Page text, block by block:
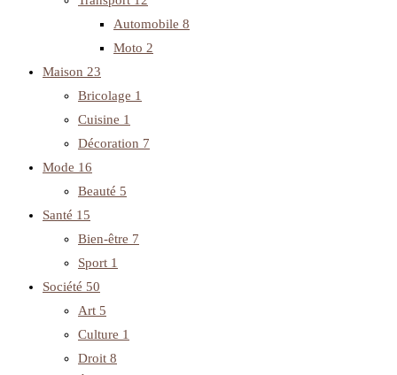
Automobile 8
Moto 2
Maison 23
Bricolage 1
Cuisine 1
Décoration 7
Mode 16
Beauté 5
Santé 15
Bien-être 7
Sport 1
Société 50
Art 5
Culture 1
Droit 8